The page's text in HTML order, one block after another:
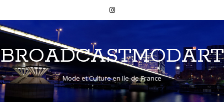
BROADCASTMODART
Mode et Culture en Ile-de-France